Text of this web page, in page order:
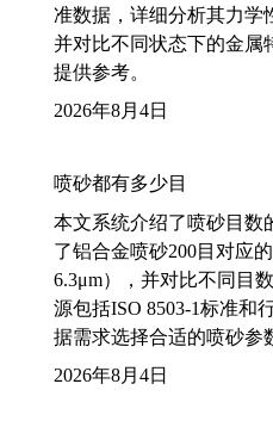
准数据，详细分析其力学
并对比不同状态下的金属
提供参考。
2026年8月4日
喷砂都有多少目
本文系统介绍了喷砂目数
了铝合金喷砂200目对应
6.3μm），并对比不同目
源包括ISO 8503-1标准和
据需求选择合适的喷砂参
2026年8月4日